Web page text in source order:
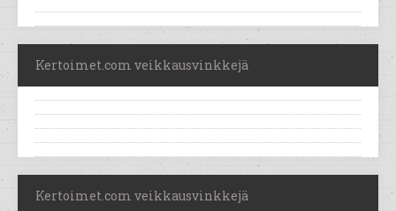
Kertoimet.com veikkausvinkkejä
Kertoimet.com veikkausvinkkejä